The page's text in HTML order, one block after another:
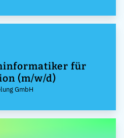
für
(m/w/d)
GmbH